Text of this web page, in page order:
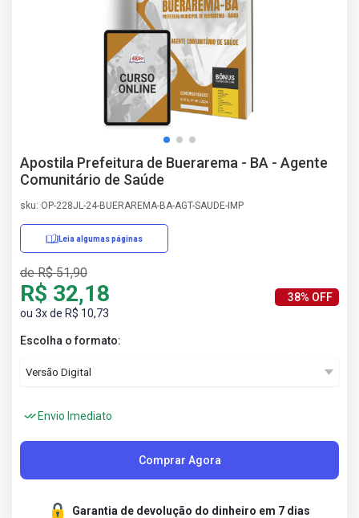
Apostila Prefeitura de Buerarema - BA - Agente
Comunitário de Saúde
sku: OP-228JL-24-BUERAREMA-BA-AGT-SAUDE-IMP
Leia algumas páginas
de R$ 51,90
R$ 32,18
ou 3x de R$ 10,73
38% OFF
Escolha o formato:
Envio Imediato
Comprar Agora
Garantia de devolução do dinheiro em 7 dias